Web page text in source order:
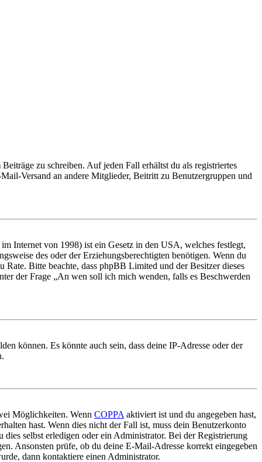
zu schreiben. Auf jeden Fall erhältst du als registriertes
Versand an andere Mitglieder, Beitritt zu Benutzergruppen und
Internet von 1998) ist ein Gesetz in den USA, welches festlegt,
des oder der Erziehungsberechtigten benötigen. Wenn du
Bitte beachte, dass phpBB Limited und der Besitzer dieses
der Frage „An wen soll ich mich wenden, falls es Beschwerden
können. Es könnte auch sein, dass deine IP-Adresse oder der
Möglichkeiten. Wenn COPPA aktiviert ist und du angegeben hast,
hast. Wenn dies nicht der Fall ist, muss dein Benutzerkonto
selbst erledigen oder ein Administrator. Bei der Registrierung
Ansonsten prüfe, ob du deine E-Mail-Adresse korrekt eingegeben
dann kontaktiere einen Administrator.